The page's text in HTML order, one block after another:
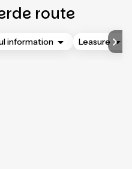
route
information Leasure